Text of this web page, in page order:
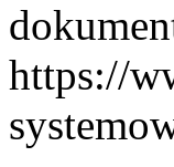
https://